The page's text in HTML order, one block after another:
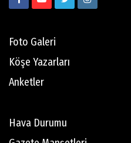
Foto Galeri
Köşe Yazarları
Anketler
Hava Durumu